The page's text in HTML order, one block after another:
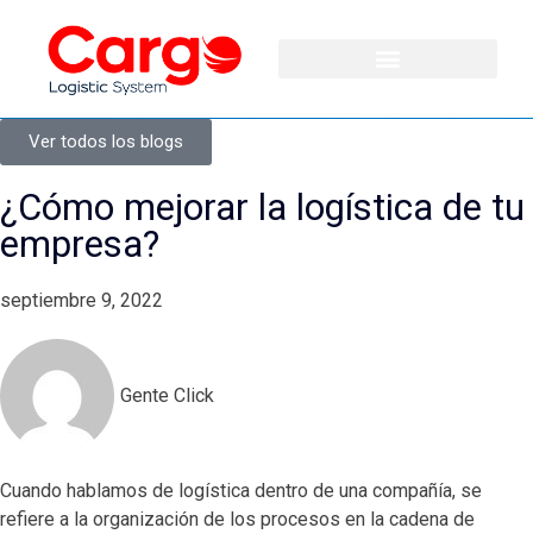
Ver todos los blogs
¿Cómo mejorar la logística de tu
empresa?
septiembre 9, 2022
Gente Click
Cuando hablamos de logística dentro de una compañía, se
refiere a la organización de los procesos en la cadena de